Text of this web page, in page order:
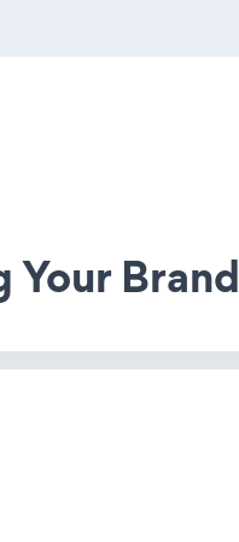
Your Brand